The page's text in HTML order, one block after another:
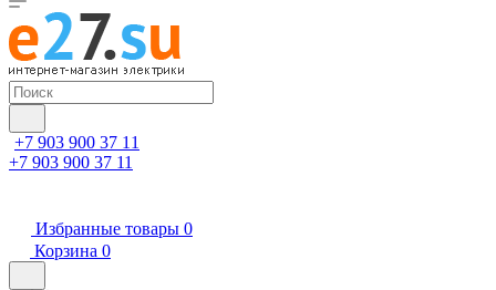
+7 903 900 37 11
+7 903 900 37 11
Избранные товары 0
Корзина 0